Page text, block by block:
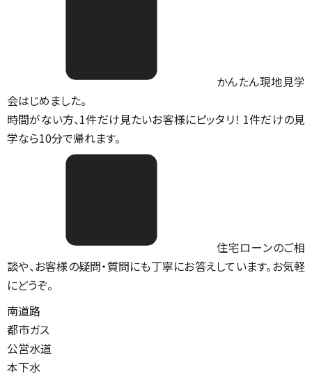
かんたん現地見学
会はじめました。
時間がない方、1件だけ見たいお客様にピッタリ！ 1件だけの見
学なら10分で帰れます。
住宅ローンのご相
談や、お客様の疑問・質問にも丁寧にお答えしています。お気軽
にどうぞ。
南道路
都市ガス
公営水道
本下水